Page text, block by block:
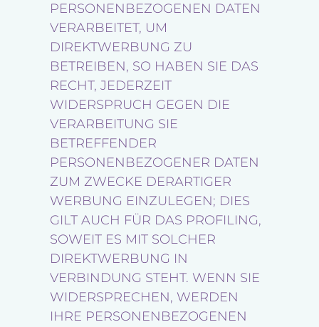
PERSONENBEZOGENEN DATEN
VERARBEITET, UM
DIREKTWERBUNG ZU
BETREIBEN, SO HABEN SIE DAS
RECHT, JEDERZEIT
WIDERSPRUCH GEGEN DIE
VERARBEITUNG SIE
BETREFFENDER
PERSONENBEZOGENER DATEN
ZUM ZWECKE DERARTIGER
WERBUNG EINZULEGEN; DIES
GILT AUCH FÜR DAS PROFILING,
SOWEIT ES MIT SOLCHER
DIREKTWERBUNG IN
VERBINDUNG STEHT. WENN SIE
WIDERSPRECHEN, WERDEN
IHRE PERSONENBEZOGENEN